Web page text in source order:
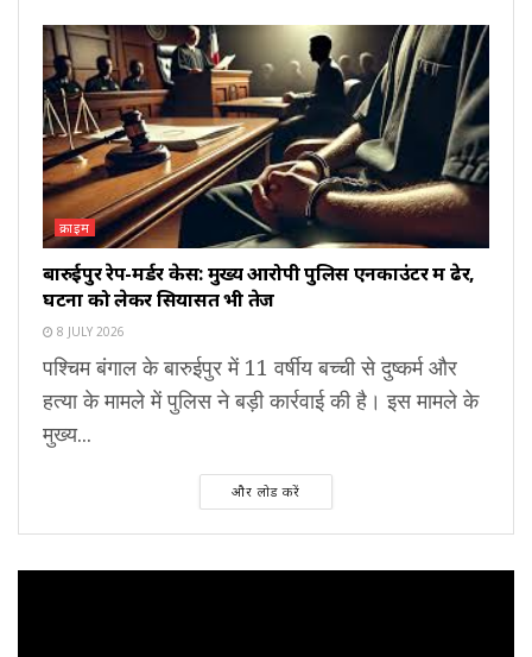
क्राइम
बारुईपुर रेप-मर्डर केस: मुख्य आरोपी पुलिस एनकाउंटर में ढेर,
घटना को लेकर सियासत भी तेज
8 JULY 2026
पश्चिम बंगाल के बारुईपुर में 11 वर्षीय बच्ची से दुष्कर्म और
हत्या के मामले में पुलिस ने बड़ी कार्रवाई की है। इस मामले के
मुख्य...
और लोड करें